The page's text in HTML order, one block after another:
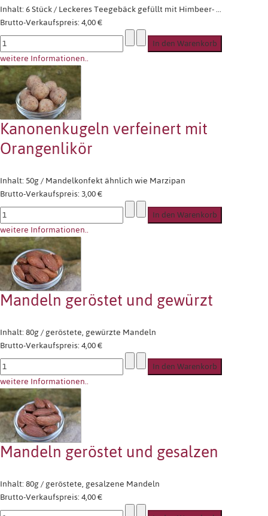
Inhalt: 6 Stück / Leckeres Teegebäck gefüllt mit Himbeer- ...
Brutto-Verkaufspreis:4,00 €
weitere Informationen..
Kanonenkugeln verfeinert mit
Orangenlikör
Inhalt: 50g / Mandelkonfekt ähnlich wie Marzipan
Brutto-Verkaufspreis:3,00 €
weitere Informationen..
Mandeln geröstet und gewürzt
Inhalt: 80g / geröstete, gewürzte Mandeln
Brutto-Verkaufspreis:4,00 €
weitere Informationen..
Mandeln geröstet und gesalzen
Inhalt: 80g / geröstete, gesalzene Mandeln
Brutto-Verkaufspreis:4,00 €